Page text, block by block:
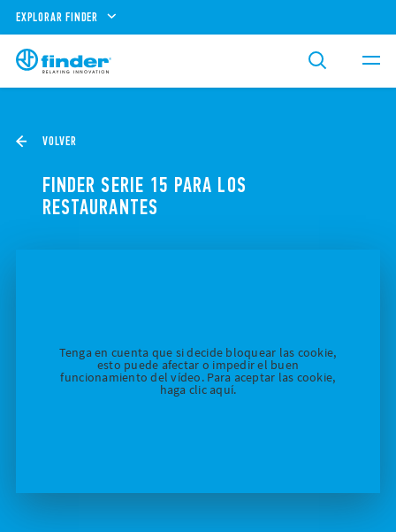
EXPLORAR FINDER
VOLVER
FINDER SERIE 15 PARA LOS
RESTAURANTES
Tenga en cuenta que si decide bloquear las cookie,
esto puede afectar o impedir el buen
funcionamiento del vídeo. Para aceptar las cookie,
haga clic aquí.